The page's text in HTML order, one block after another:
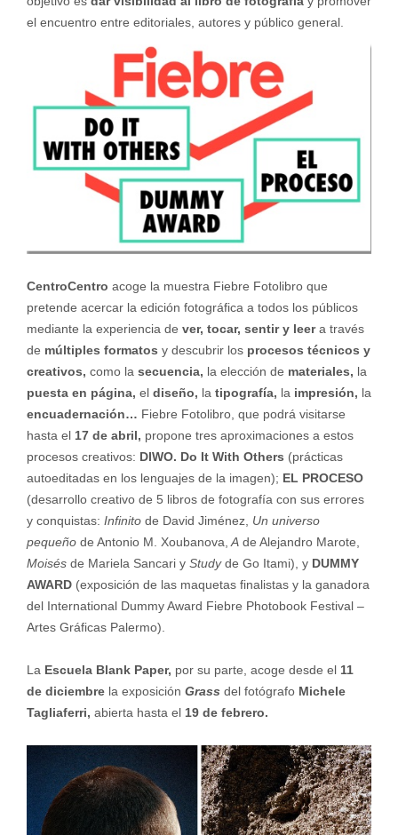
el encuentro entre editoriales, autores y público general.
CentroCentro acoge la muestra Fiebre Fotolibro que
pretende acercar la edición fotográfica a todos los públicos
mediante la experiencia de ver, tocar, sentir y leera través
de múltiples formatos y descubrir los procesos técnicos y
creativos, como la secuencia, la elección de materiales, la
puesta en página, el diseño, la tipografía, la impresión, la
encuadernación… Fiebre Fotolibro, que podrá visitarse
hasta el 17 de abril, propone tres aproximaciones a estos
procesos creativos: DIWO. Do It With Others (prácticas
autoeditadas en los lenguajes de la imagen); EL PROCESO
(desarrollo creativo de 5 libros de fotografía con sus errores
y conquistas: Infinitode David Jiménez, Un universo
pequeñode Antonio M. Xoubanova, Ade Alejandro Marote,
Moisésde Mariela Sancari y Studyde Go Itami), yDUMMY
AWARD(exposición de las maquetas finalistas y la ganadora
del International Dummy Award Fiebre Photobook Festival –
Artes Gráficas Palermo).
La Escuela Blank Paper, por su parte, acoge desde el 11
de diciembrela exposición Grass del fotógrafo Michele
Tagliaferri, abierta hasta el 19 de febrero.